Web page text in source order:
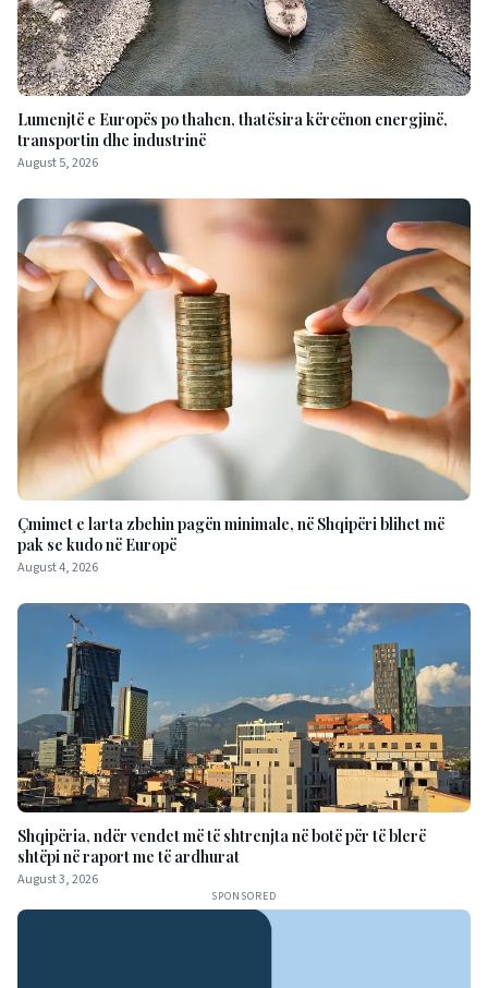
Lumenjtë e Europës po thahen, thatësira kërcënon energjinë,
transportin dhe industrinë
August 5, 2026
Çmimet e larta zbehin pagën minimale, në Shqipëri blihet më
pak se kudo në Europë
August 4, 2026
Shqipëria, ndër vendet më të shtrenjta në botë për të blerë
shtëpi në raport me të ardhurat
August 3, 2026
SPONSORED